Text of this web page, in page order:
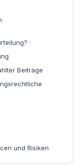
Weiter
Beiträge
und Risiken